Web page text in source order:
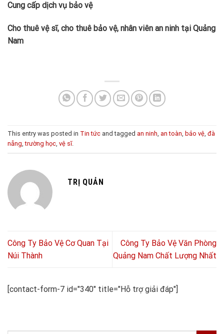
Cung cấp dịch vụ bảo vệ
Cho thuê vệ sĩ, cho thuê bảo vệ, nhân viên an ninh tại Quảng
Nam
This entry was posted in Tin tức and tagged an ninh, an toàn, bảo vệ, đà
nẵng,trường học, vệ sĩ.
TRỊ QUẢN
Công Ty Bảo Vệ Cơ Quan Tại
Núi Thành
Công Ty Bảo Vệ Văn Phòng
Quảng Nam Chất Lượng Nhất
[contact-form-7 id="340" title="Hỗ trợ giải đáp"]